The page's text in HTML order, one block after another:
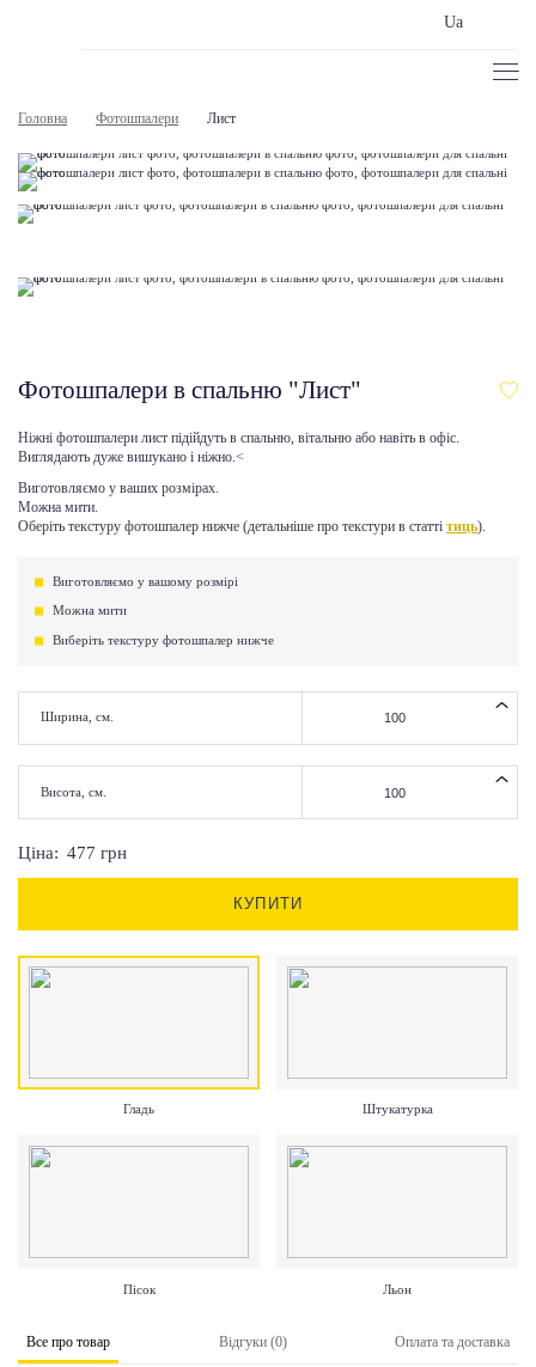
Ua
Головна Фотошпалери Лист
Фотошпалери в спальню "Лист"
Ніжні фотошпалери лист підійдуть в спальню, вітальню або навіть в офіс.
Виглядають дуже вишукано і ніжно.<
Виготовляємо у ваших розмірах.
Можна мити.
Оберіть текстуру фотошпалер нижче (детальніше про текстури в статті тиць).
Виготовляємо у вашому розмірі
Можна мити
Виберіть текстуру фотошпалер нижче
Ширина, см.
Висота, см.
Ціна: 477 грн
КУПИТИ
Гладь Штукатурка
Пісок Льон
Все про товар Відгуки (0) Оплата та доставка